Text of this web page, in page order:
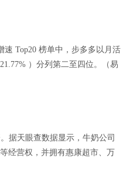
速 Top20 榜单中，步多多以月活
）分列第二至四位。（易
据天眼查数据显示，牛奶公司
经营权，并拥有惠康超市、万